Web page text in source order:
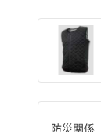
防災関係